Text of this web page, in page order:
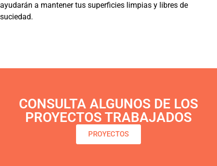
ayudarán a mantener tus superficies limpias y libres de
suciedad.
CONSULTA ALGUNOS DE LOS
PROYECTOS TRABAJADOS
PROYECTOS